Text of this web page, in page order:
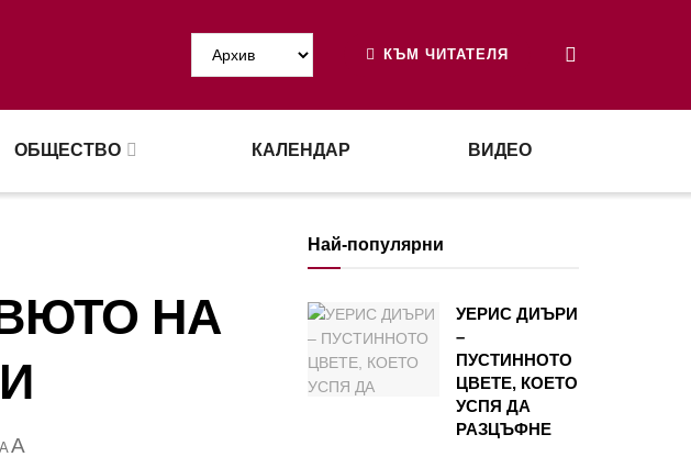
КЪМ ЧИТАТЕЛЯ
ОБЩЕСТВО КАЛЕНДАР ВИДЕО
НА
AA
Най-популярни
УЕРИС ДИЪРИ
–
ПУСТИННОТО
ЦВЕТЕ, КОЕТО
УСПЯ ДА
РАЗЦЪФНЕ